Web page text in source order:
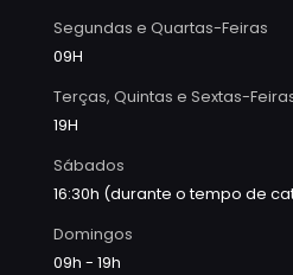
Segundas e Quartas-Feiras
09H
Terças, Quintas e Sextas-
19H
Sábados
16:30h (durante o tempo de
Domingos
09h - 19h